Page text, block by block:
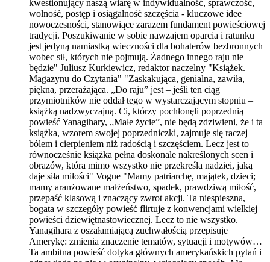
kwestionujący naszą wiarę w indywidualność, sprawczość,
wolność, postęp i osiągalność szczęścia - kluczowe idee
nowoczesności, stanowiące zarazem fundament powieściowej
tradycji. Poszukiwanie w sobie nawzajem oparcia i ratunku
jest jedyną namiastką wieczności dla bohaterów bezbronnych
wobec sił, których nie pojmują. Żadnego innego raju nie
będzie" Juliusz Kurkiewicz, redaktor naczelny "Książek.
Magazynu do Czytania" "Zaskakująca, genialna, zawiła,
piękna, przerażająca. „Do raju” jest – jeśli ten ciąg
przymiotników nie oddał tego w wystarczającym stopniu –
książką nadzwyczajną. Ci, którzy pochłonęli poprzednią
powieść Yanagihary, „Małe życie”, nie będą zdziwieni, że i ta
książka, wzorem swojej poprzedniczki, zajmuje się raczej
bólem i cierpieniem niż radością i szczęściem. Lecz jest to
równocześnie książka pełna doskonale nakreślonych scen i
obrazów, która mimo wszystko nie przekreśla nadziei, jaką
daje siła miłości" Vogue "Mamy patriarchę, majątek, dzieci;
mamy aranżowane małżeństwo, spadek, prawdziwą miłość,
przepaść klasową i znaczący zwrot akcji. Ta niespieszna,
bogata w szczegóły powieść flirtuje z konwencjami wielkiej
powieści dziewiętnastowiecznej. Lecz to nie wszystko.
Yanagihara z oszałamiającą zuchwałością przepisuje
Amerykę: zmienia znaczenie tematów, sytuacji i motywów…
Ta ambitna powieść dotyka głównych amerykańskich pytań i